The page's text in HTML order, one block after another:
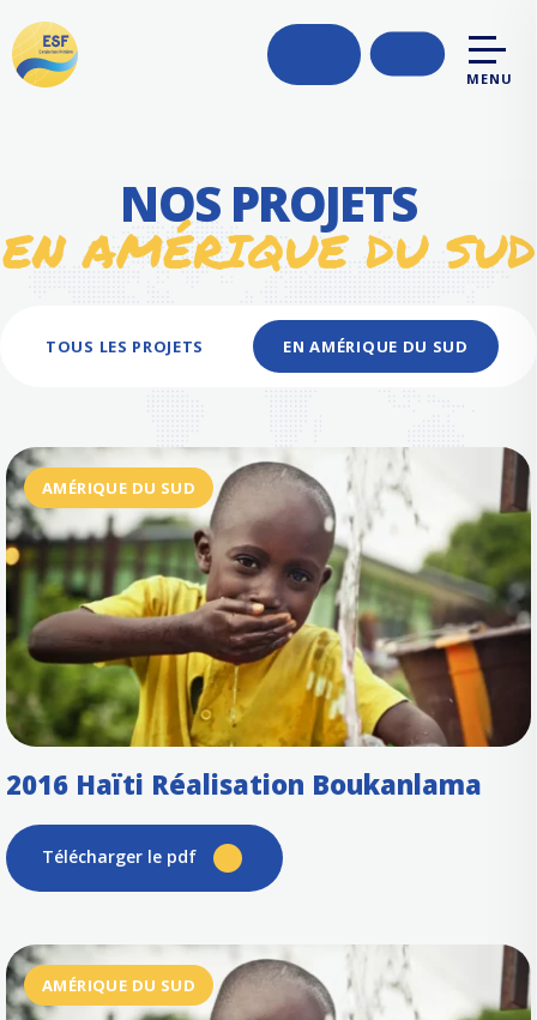
MENU
NOS PROJETS
EN AMÉRIQUE DU SUD
TOUS LES PROJETS EN AMÉRIQUE DU SUD
2016 Haïti Réalisation Boukanlama
AMÉRIQUE DU SUD
Télécharger le pdf
AMÉRIQUE DU SUD